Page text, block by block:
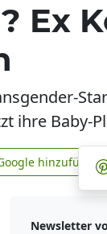
Ex
ihre Baby-
news.de zuhinzufügen
Newsletter